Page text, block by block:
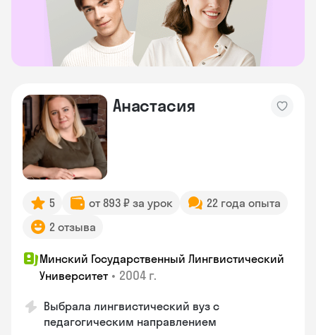
Анастасия
5 от 893 ₽ за урок
22 года опыта
2 отзыва
Минский Государственный Лингвистический
Университет • 2004 г.
Выбрала лингвистический вуз с
педагогическим направлением